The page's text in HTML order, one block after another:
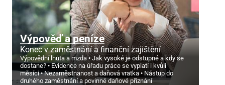
Výpověď a peníze
Konec v zaměstnání a finanční zajištění
Výpovědní lhůta a mzda
Jak vysoké je odstupné a kdy se
dostane?
Evidence na úřadu práce se vyplatí i kvůli
měsíci
Nezaměstnanost a daňová vratka
Nástup do
druhého zaměstnání a povinné daňové přiznání